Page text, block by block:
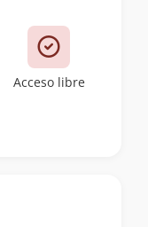
Acceso libre